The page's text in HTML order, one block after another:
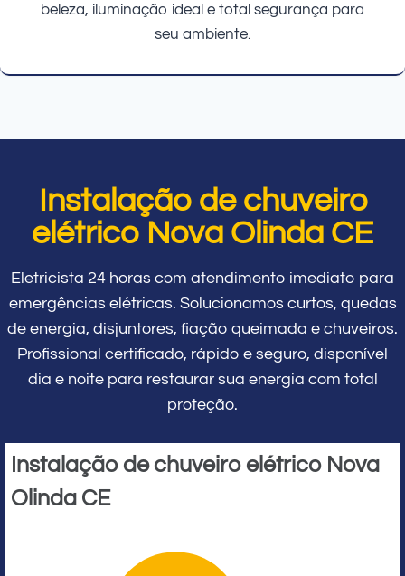
beleza, iluminação ideal e total segurança para
seu ambiente.
Instalação de chuveiro
elétrico Nova Olinda CE
Eletricista 24 horas com atendimento imediato para
emergências elétricas. Solucionamos curtos, quedas
de energia, disjuntores, fiação queimada e chuveiros.
Profissional certificado, rápido e seguro, disponível
dia e noite para restaurar sua energia com total
proteção.
Instalação de chuveiro elétrico Nova
Olinda CE